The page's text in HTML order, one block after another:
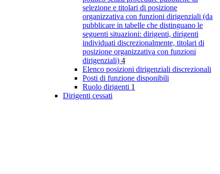
selezione e titolari di posizione
organizzativa con funzioni dirigenziali (da
pubblicare in tabelle che distinguano le
seguenti situazioni: dirigenti, dirigenti
individuati discrezionalmente, titolari di
posizione organizzativa con funzioni
dirigenziali) 4
Elenco posizioni dirigenziali discrezionali
Posti di funzione disponibili
Ruolo dirigenti 1
Dirigenti cessati